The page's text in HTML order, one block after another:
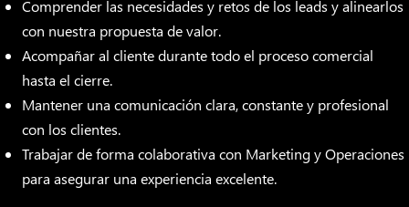
Comprender las necesidades y retos de los leads y alinearlos
con nuestra propuesta de valor.
Acompañar al cliente durante todo el proceso comercial
hasta el cierre.
Mantener una comunicación clara, constante y profesional
con los clientes.
Trabajar de forma colaborativa con Marketing y Operaciones
para asegurar una experiencia excelente.